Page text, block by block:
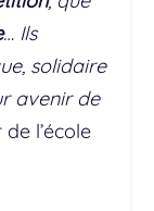
… Ils
solidaire
avenir de
l’école